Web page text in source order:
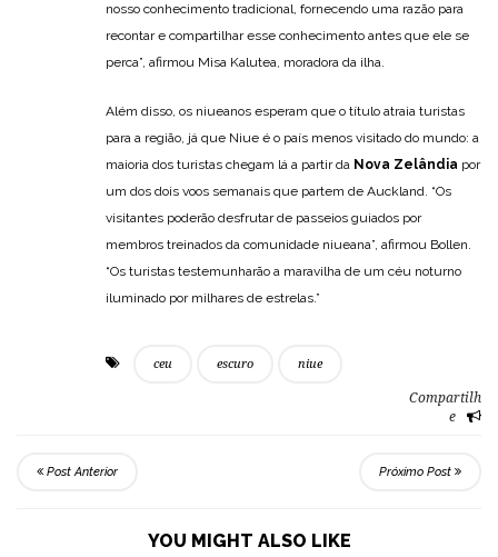
nosso conhecimento tradicional, fornecendo uma razão para
recontar e compartilhar esse conhecimento antes que ele se
perca”, afirmou Misa Kalutea, moradora da ilha.
Além disso, os niueanos esperam que o título atraia turistas
para a região, já que Niue é o país menos visitado do mundo: a
maioria dos turistas chegam lá a partir da Nova Zelândia por
um dos dois voos semanais que partem de Auckland. “Os
visitantes poderão desfrutar de passeios guiados por
membros treinados da comunidade niueana”, afirmou Bollen.
“Os turistas testemunharão a maravilha de um céu noturno
iluminado por milhares de estrelas.”
ceu escuro niue
Compartilh
e
Post Anterior Próximo Post
YOU MIGHT ALSO LIKE